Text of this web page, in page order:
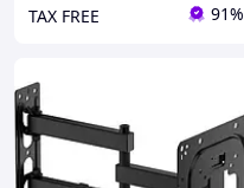
TAX FREE 91%